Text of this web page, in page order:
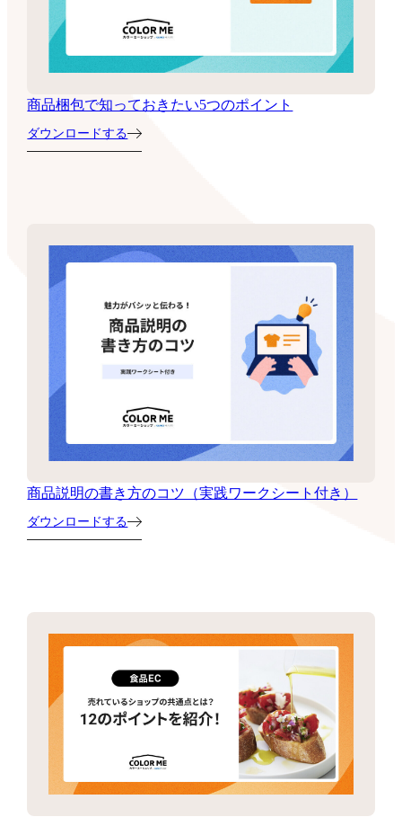
商品梱包で知っておきたい5つのポイント
ダウンロードする
商品説明の書き方のコツ（実践ワークシート付き）
ダウンロードする